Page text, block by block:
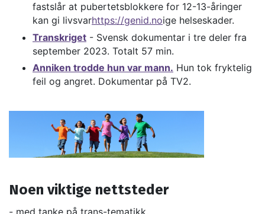
fastslår at pubertetsblokkere for 12-13-åringer
kan gi livsvarhttps://genid.noige helseskader.
Transkriget - Svensk dokumentar i tre deler fra
september 2023. Totalt 57 min.
Anniken trodde hun var mann. Hun tok fryktelig
feil og angret. Dokumentar på TV2.
Noen viktige nettsteder
- med tanke på trans-tematikk,